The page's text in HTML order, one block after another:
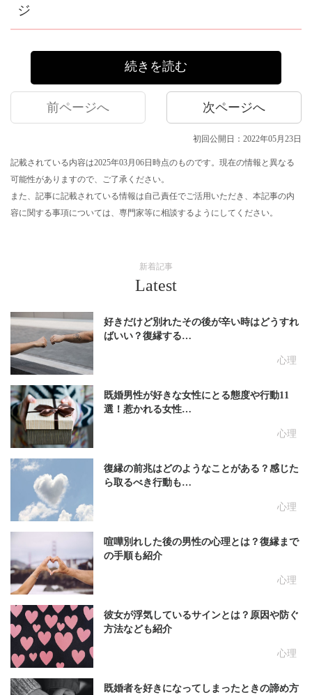
ジ
続きを読む
前ページへ 次ページへ
初回公開日：2022年05月23日
記載されている内容は2025年03月06日時点のものです。現在の情報と異なる
可能性がありますので、ご了承ください。
また、記事に記載されている情報は自己責任でご活用いただき、本記事の内
容に関する事項については、専門家等に相談するようにしてください。
新着記事
Latest
心理
好きだけど別れたその後が辛い時はどうすれ
ばいい？復縁する…
心理
既婚男性が好きな女性にとる態度や行動11
選！惹かれる女性…
心理
復縁の前兆はどのようなことがある？感じた
ら取るべき行動も…
心理
喧嘩別れした後の男性の心理とは？復縁まで
の手順も紹介
心理
彼女が浮気しているサインとは？原因や防ぐ
方法なども紹介
既婚者を好きになってしまったときの諦め方